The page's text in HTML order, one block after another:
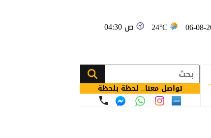
24°C 04:30 ص
تواصل معنا.. لحظة بلحظة